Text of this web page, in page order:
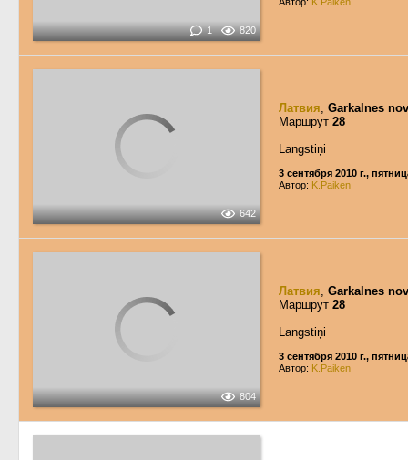
1 820
642
Латвия, Garkalnes
Маршрут 28
Langstiņi
3 сентября 2010 г.,
Автор: K.Paiken
804
Латвия, Garkalnes
Маршрут 28
Langstiņi
3 сентября 2010 г.,
Автор: K.Paiken